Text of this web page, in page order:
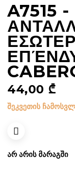
A7515 -
44,00 ₾
შეკვეთის
ᲐᲠ ᲐᲠᲘᲡ ᲛᲐᲠᲐᲒᲨᲘ